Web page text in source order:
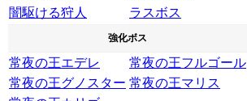
闇駆ける狩人
ラスボス
強化ボス
常夜の王エデレ
常夜の王フルゴール
常夜の王グノスター 常夜の王マリス